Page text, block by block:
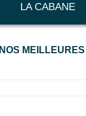
LA CABANE
NOS